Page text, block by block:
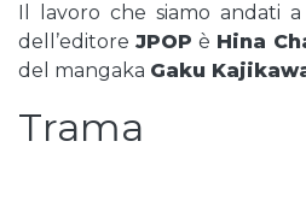
Il lavoro che siamo andati
dell’editore JPOP è Hina
del mangaka Gaku
Trama